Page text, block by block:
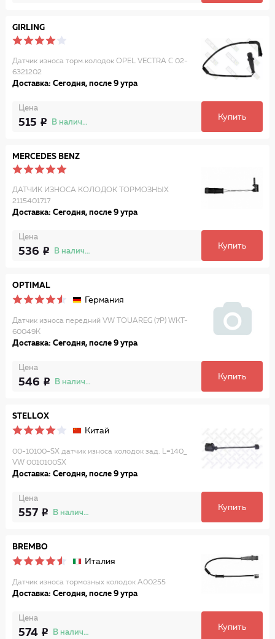
GIRLING
Датчик износа торм.колодок OPEL VECTRA C 02-
6321202
Доставка: Сегодня, после 9 утра
Цена
515 В наличии
Купить
MERCEDES BENZ
ДАТЧИК ИЗНОСА КОЛОДОК ТОРМОЗНЫХ
2115401717
Доставка: Сегодня, после 9 утра
Цена
536 В наличии
Купить
OPTIMAL
Германия
Датчик износа передний VW TOUAREG (7P) WKT-
60049K
Доставка: Сегодня, после 9 утра
Цена
546 В наличии
Купить
STELLOX
Китай
00-10100-SX датчик износа колодок зад. L=140_
VW 0010100SX
Доставка: Сегодня, после 9 утра
Цена
557 В наличии
Купить
BREMBO
Италия
Датчик износа тормозных колодок A00255
Доставка: Сегодня, после 9 утра
Цена
574 В наличии
Купить